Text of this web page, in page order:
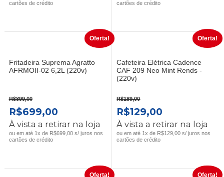
cartões de crédito
cartões de crédito
Oferta!
Fritadeira Suprema Agratto
AFRMOII-02 6,2L (220v)
R$899,00
O
PREÇO
ORIGINAL
R$699,00O
PREÇO
ATUAL
À vista a retirar na loja
ou em até 1x de R$699,00 s/ juros nos
cartões de crédito
Oferta!
Cafeteira Elétrica Cadence
CAF 209 Neo Mint Rends -
(220v)
R$189,00
O
PREÇO
ORIGINAL
R$129,00
PREÇO
ATUAL
À vista a retirar na loja
ou em até 1x de R$129,00 s/ juros nos
cartões de crédito
Oferta! Oferta!